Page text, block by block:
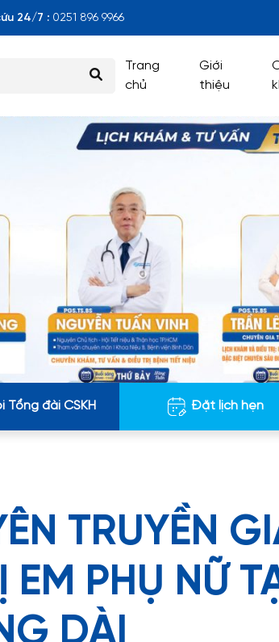
24/7 : 0251 896 9966
Trang
chủ
Giới
thiệu
Tổng đài CSKH Đặt lịch hẹn
TRUYỀN
PHỤ NỮ
DÀI